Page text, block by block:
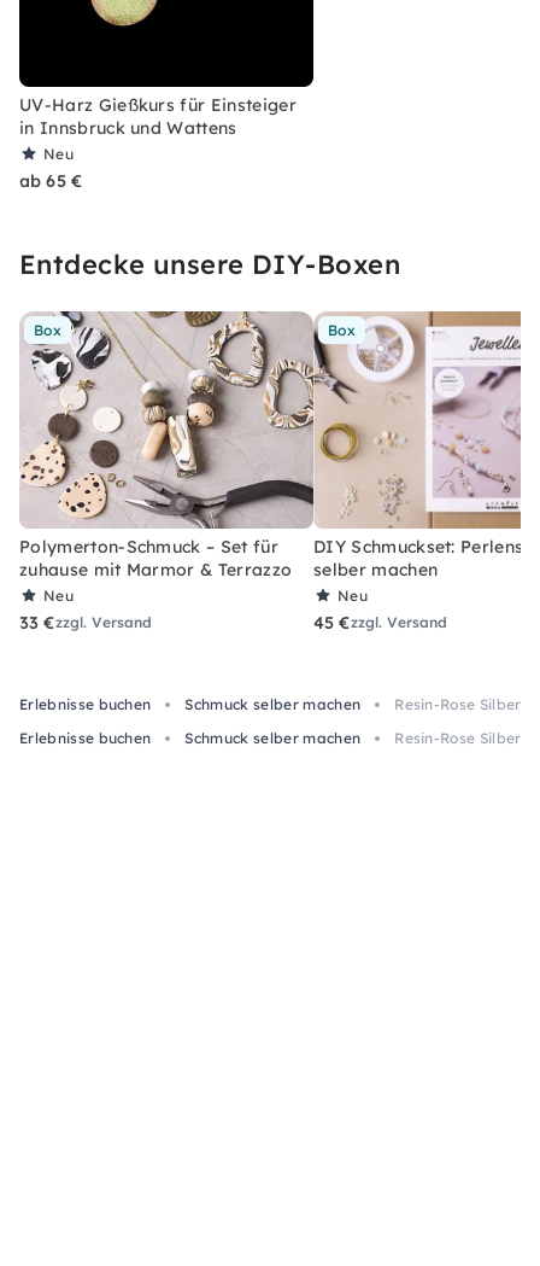
UV-Harz Gießkurs für Einsteiger
in Innsbruck und Wattens
Neu
ab 65 €
Entdecke unsere DIY-Boxen
Box
Polymerton-Schmuck – Set für
zuhause mit Marmor & Terrazzo
Neu
33 €zzgl. Versand
Box
DIY Schmuckset:
selber machen
Neu
45 €zzgl. Versand
Erlebnisse buchen Schmuck selber machen
Resin-Rose Silber
Erlebnisse buchen
Schmuck selber machen Resin-Rose Silber